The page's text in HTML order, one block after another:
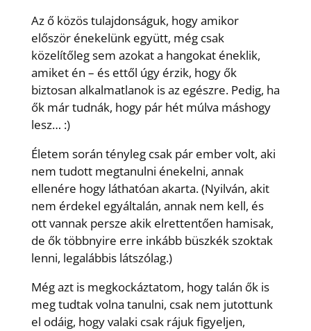
Az ő közös tulajdonságuk, hogy amikor
először énekelünk együtt, még csak
közelítőleg sem azokat a hangokat éneklik,
amiket én – és ettől úgy érzik, hogy ők
biztosan alkalmatlanok is az egészre. Pedig, ha
ők már tudnák, hogy pár hét múlva máshogy
lesz… :)
Életem során tényleg csak pár ember volt, aki
nem tudott megtanulni énekelni, annak
ellenére hogy láthatóan akarta. (Nyilván, akit
nem érdekel egyáltalán, annak nem kell, és
ott vannak persze akik elrettentően hamisak,
de ők többnyire erre inkább büszkék szoktak
lenni, legalábbis látszólag.)
Még azt is megkockáztatom, hogy talán ők is
meg tudtak volna tanulni, csak nem jutottunk
el odáig, hogy valaki csak rájuk figyeljen,